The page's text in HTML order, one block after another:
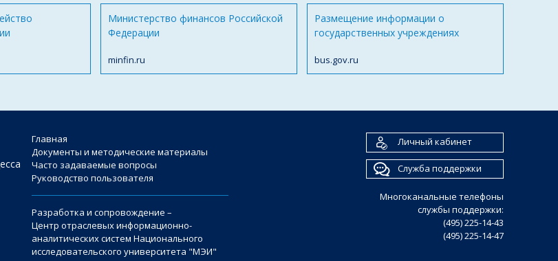
Министерство финансов Российской
Федерации
minfin.ru
Размещение информации о
государственных учреждениях
bus.gov.ru
Главная
Документы и методические материалы
Часто задаваемые вопросы
Руководство пользователя
Разработка и сопровождение –
Центр отраслевых информационно-
аналитических систем Национального
исследовательского университета "МЭИ"
Личный кабинет
Служба поддержки
Многоканальные телефоны
службы поддержки:
(495) 225-14-43
(495) 225-14-47